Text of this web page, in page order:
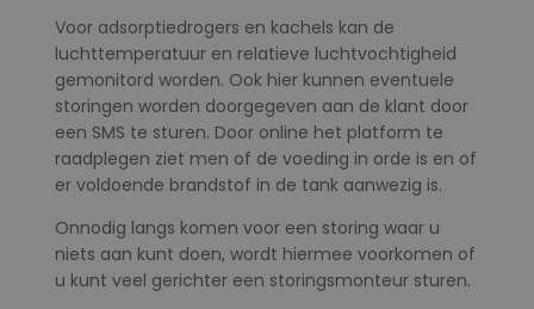
Voor adsorptiedrogers en kachels kan de
luchttemperatuur en relatieve luchtvochtigheid
gemonitord worden. Ook hier kunnen eventuele
storingen worden doorgegeven aan de klant door
een SMS te sturen. Door online het platform te
raadplegen ziet men of de voeding in orde is en of
er voldoende brandstof in de tank aanwezig is.
Onnodig langs komen voor een storing waar u
niets aan kunt doen, wordt hiermee voorkomen of
u kunt veel gerichter een storingsmonteur sturen.